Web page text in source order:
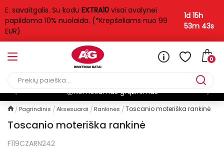
E. savaitgalis. Su kodu EXTRA10 visai avalynei
papildoma 10% nuolaida. (*Krepšeliams nuo 99
EUR)
1d 15h
53m 43s
0
Nemokamas grąžinimas
Pagrindinis Aksesuarai Rankinės Toscanio moteriška rankinė
Toscanio moteriška rankinė
F119CZARN242